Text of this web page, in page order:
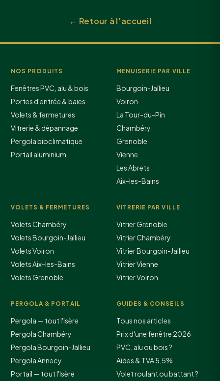
← Retour à l'accueil
NOS PRODUITS
Fenêtres PVC, alu & bois
Portes d'entrée & baies
Volets & fermetures
Vitrerie & dépannage
Pergola bioclimatique
Portail aluminium
MENUISERIE PAR VILLE
Bourgoin-Jallieu
Voiron
La Tour-du-Pin
Chambéry
Grenoble
Vienne
Les Abrets
Aix-les-Bains
VOLETS & FERMETURES
Volets Chambéry
Volets Bourgoin-Jallieu
Volets Voiron
Volets Aix-les-Bains
Volets Grenoble
VITRERIE PAR VILLE
Vitrier Grenoble
Vitrier Chambéry
Vitrier Bourgoin-Jallieu
Vitrier Vienne
Vitrier Voiron
PERGOLA & PORTAIL
Pergola — tout l'Isère
Pergola Chambéry
Pergola Bourgoin-Jallieu
Pergola Annecy
Portail — tout l'Isère
GUIDES & CONSEILS
Tous nos articles
Prix d'une fenêtre 2026
PVC, alu ou bois ?
Aides & TVA 5,5%
Volet roulant ou battant ?